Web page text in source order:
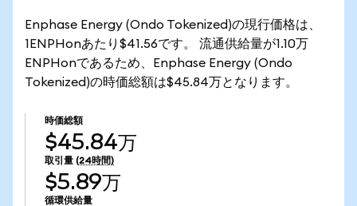
Enphase Energy (Ondo Tokenized)の現行価格は、
1ENPHonあたり$41.56です。 流通供給量が1.10万
ENPHonであるため、Enphase Energy (Ondo
Tokenized)の時価総額は$45.84万となります。
時価総額
$45.84万
取引量 (24時間)
$5.89万
循環供給量